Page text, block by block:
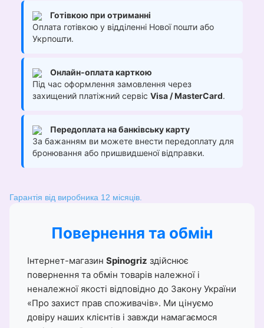
Готівкою при отриманні
Оплата готівкою у відділенні Нової пошти або
Укрпошти.
Онлайн-оплата карткою
Під час оформлення замовлення через
захищений платіжний сервіс Visa / MasterCard.
Передоплата на банківську карту
За бажанням ви можете внести передоплату для
бронювання або пришвидшеної відправки.
Гарантія від виробника 12 місяців.
Повернення та обмін
Інтернет-магазин Spinogriz здійснює
повернення та обмін товарів належної і
неналежної якості відповідно до Закону України
«Про захист прав споживачів». Ми цінуємо
довіру наших клієнтів і завжди намагаємося